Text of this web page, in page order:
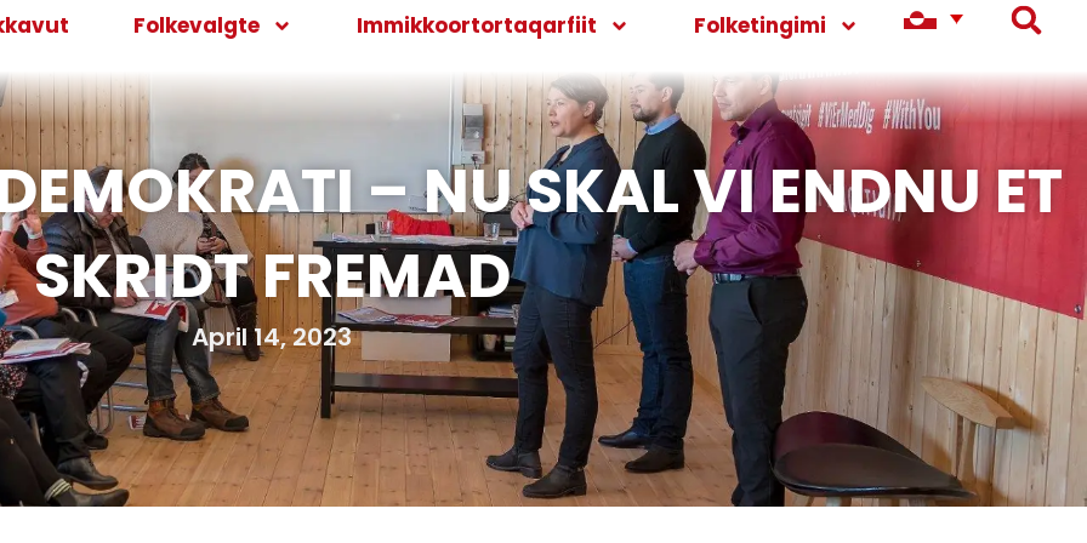
Folkevalgte Immikkoortortaqarfiit Folketingimi
– NU SKAL VI ENDNU ET
SKRIDT FREMAD
April 14, 2023